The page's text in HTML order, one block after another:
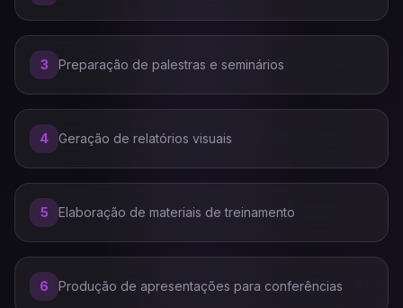
3 Preparação de palestras e seminários
4 Geração de relatórios visuais
5 Elaboração de materiais de treinamento
6 Produção de apresentações para conferências